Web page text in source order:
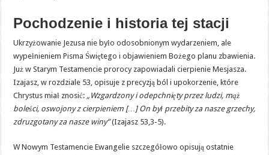
Pochodzenie i historia tej stacji
Ukrzyżowanie Jezusa nie było odosobnionym wydarzeniem, ale
wypełnieniem Pisma Świętego i objawieniem Bożego planu zbawienia.
Już w Starym Testamencie prorocy zapowiadali cierpienie Mesjasza.
Izajasz, w rozdziale 53, opisuje z precyzją ból i upokorzenie, które
Chrystus miał znosić: „Wzgardzony i odepchnięty przez ludzi, mąż
boleści, oswojony z cierpieniem […] On był przebity za nasze grzechy,
zdruzgotany za nasze winy”(Izajasz 53,3-5).
W Nowym Testamencie Ewangelie szczegółowo opisują ostatnie